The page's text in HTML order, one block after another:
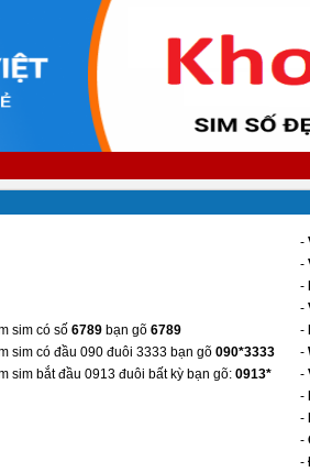
sim có số 6789 bạn gõ 6789
sim có đầu 090 đuôi 3333 bạn gõ 090*3333
sim bắt đầu 0913 đuôi bất kỳ bạn gõ: 0913*
-
-
-
-
-
-
-
-
-
-
-